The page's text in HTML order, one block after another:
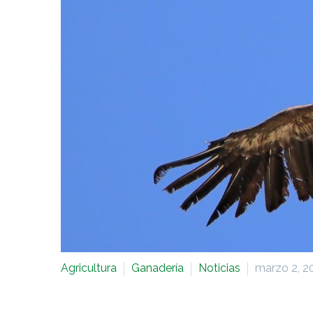
Agricultura Ganadería Noticias marzo 2,